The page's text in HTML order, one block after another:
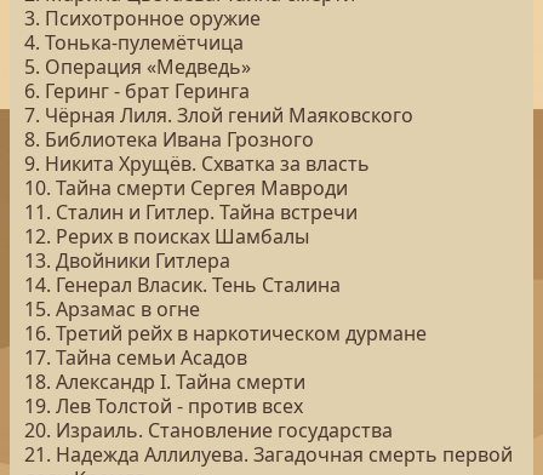
3. Психотронное оружие
4. Тонька-пулемётчица
5. Операция «Медведь»
6. Геринг - брат Геринга
7. Чёрная Лиля. Злой гений Маяковского
8. Библиотека Ивана Грозного
9. Никита Хрущёв. Схватка за власть
10. Тайна смерти Сергея Мавроди
11. Сталин и Гитлер. Тайна встречи
12. Рерих в поисках Шамбалы
13. Двойники Гитлера
14. Генерал Власик. Тень Сталина
15. Арзамас в огне
16. Третий рейх в наркотическом дурмане
17. Тайна семьи Асадов
18. Александр I. Тайна смерти
19. Лев Толстой - против всех
20. Израиль. Становление государства
21. Надежда Аллилуева. Загадочная смерть первой